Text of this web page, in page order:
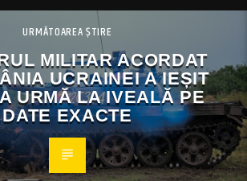
URMĂTOAREA ȘTIRE
MILITAR ACORDAT
UCRAINEI A IEȘIT
URMĂ LA IVEALĂ PE
DATE EXACTE